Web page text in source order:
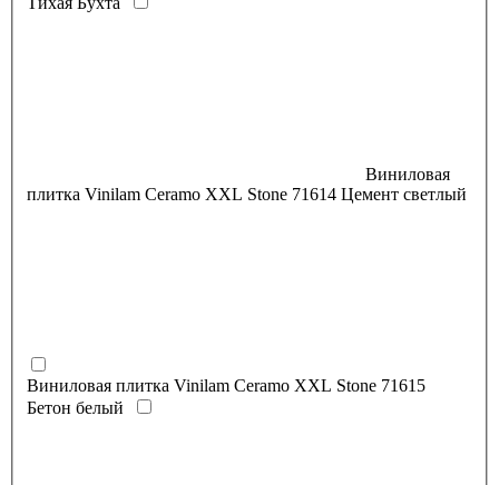
Виниловая
плитка Vinilam Ceramo XXL Stone 71614 Цемент светлый
Виниловая плитка Vinilam Ceramo XXL Stone 71615
Бетон белый